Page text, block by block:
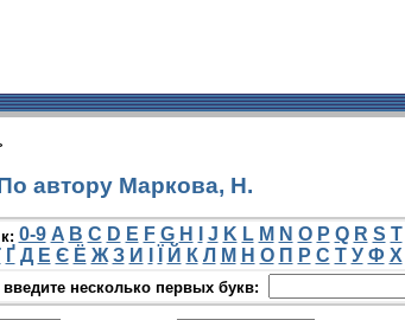
автору Маркова, Н.
0-9 A B C D E F G H J K L M N O P Q R S T
Ґ Д Е Є Ё Ж З И Й К Л М Н О П Р С Т У Ф Х
несколько первых букв: